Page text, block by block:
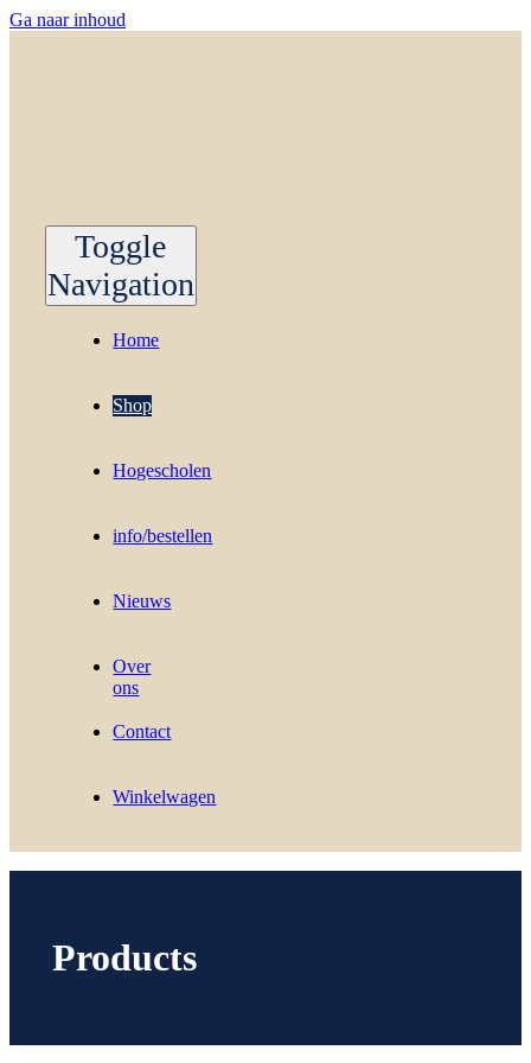
Ga naar inhoud
Toggle
Navigation
Home
Shop
Hogescholen
info/bestellen
Nieuws
Over
ons
Contact
Winkelwagen
Products